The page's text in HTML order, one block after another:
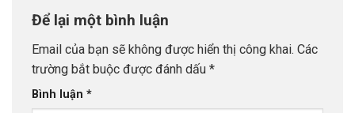
Để lại một bình luận
Email của bạn sẽ không được hiển thị công khai. Các
trường bắt buộc được đánh dấu *
Bình luận *